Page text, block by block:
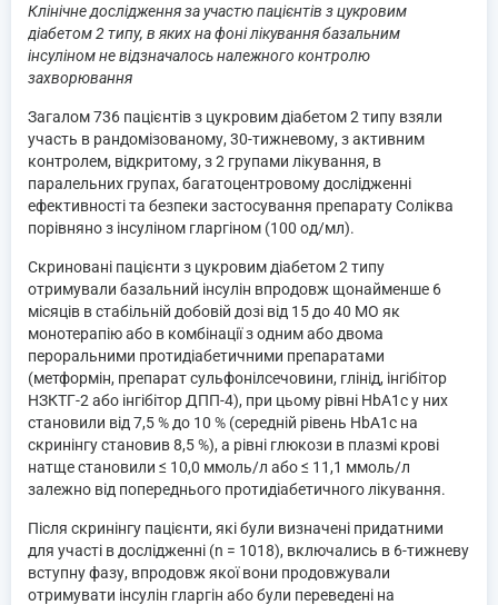
Клінічне дослідження за участю пацієнтів з цукровим
діабетом 2 типу, в яких на фоні лікування базальним
інсуліном не відзначалось належного контролю
захворювання
Загалом 736 пацієнтів з цукровим діабетом 2 типу взяли
участь в рандомізованому, 30-тижневому, з активним
контролем, відкритому, з 2 групами лікування, в
паралельних групах, багатоцентровому дослідженні
ефективності та безпеки застосування препарату Соліква
порівняно з інсуліном гларгіном (100 од/мл).
Скриновані пацієнти з цукровим діабетом 2 типу
отримували базальний інсулін впродовж щонайменше 6
місяців в стабільній добовій дозі від 15 до 40 МО як
монотерапію або в комбінації з одним або двома
пероральними протидіабетичними препаратами
(метформін, препарат сульфонілсечовини, глінід, інгібітор
НЗКТГ-2 або інгібітор ДПП-4), при цьому рівні HbA1c у них
становили від 7,5 % до 10 % (середній рівень HbA1c на
скринінгу становив 8,5 %), а рівні глюкози в плазмі крові
натще становили ≤ 10,0 ммоль/л або ≤ 11,1 ммоль/л
залежно від попереднього протидіабетичного лікування.
Після скринінгу пацієнти, які були визначені придатними
для участі в дослідженні (n = 1018), включались в 6-тижневу
вступну фазу, впродовж якої вони продовжували
отримувати інсулін гларгін або були переведені на